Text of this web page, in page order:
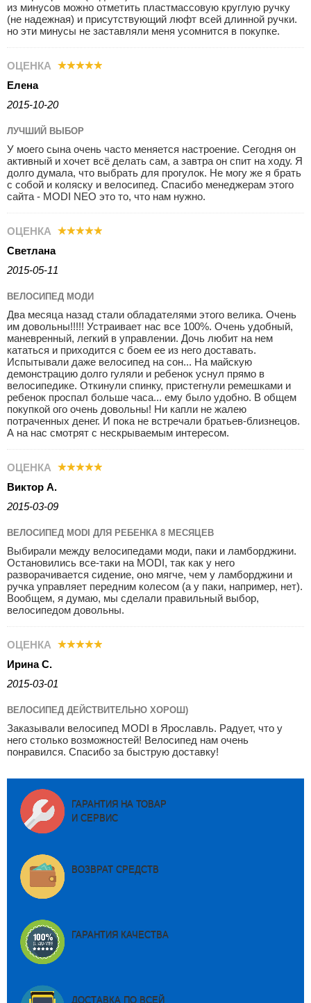
из минусов можно отметить пластмассовую круглую ручку
(не надежная) и присутствующий люфт всей длинной ручки.
но эти минусы не заставляли меня усомнится в покупке.
ОЦЕНКА
Елена
2015-10-20
ЛУЧШИЙ ВЫБОР
У моего сына очень часто меняется настроение. Сегодня он
активный и хочет всё делать сам, а завтра он спит на ходу. Я
долго думала, что выбрать для прогулок. Не могу же я брать
с собой и коляску и велосипед. Спасибо менеджерам этого
сайта - MODI NEO это то, что нам нужно.
ОЦЕНКА
Светлана
2015-05-11
ВЕЛОСИПЕД МОДИ
Два месяца назад стали обладателями этого велика. Очень
им довольны!!!!! Устраивает нас все 100%. Очень удобный,
маневренный, легкий в управлении. Дочь любит на нем
кататься и приходится с боем ее из него доставать.
Испытывали даже велосипед на сон... На майскую
демонстрацию долго гуляли и ребенок уснул прямо в
велосипедике. Откинули спинку, пристегнули ремешками и
ребенок проспал больше часа... ему было удобно. В общем
покупкой ого очень довольны! Ни капли не жалею
потраченных денег. И пока не встречали братьев-близнецов.
А на нас смотрят с нескрываемым интересом.
ОЦЕНКА
Виктор А.
2015-03-09
ВЕЛОСИПЕД MODI ДЛЯ РЕБЕНКА 8 МЕСЯЦЕВ
Выбирали между велосипедами моди, паки и ламборджини.
Остановились все-таки на MODI, так как у него
разворачивается сидение, оно мягче, чем у ламборджини и
ручка управляет передним колесом (а у паки, например, нет).
Вообщем, я думаю, мы сделали правильный выбор,
велосипедом довольны.
ОЦЕНКА
Ирина С.
2015-03-01
ВЕЛОСИПЕД ДЕЙСТВИТЕЛЬНО ХОРОШ)
Заказывали велосипед MODI в Ярославль. Радует, что у
него столько возможностей! Велосипед нам очень
понравился. Спасибо за быструю доставку!
ГАРАНТИЯ НА ТОВАР
И СЕРВИС
ВОЗВРАТ СРЕДСТВ
ГАРАНТИЯ КАЧЕСТВА
ДОСТАВКА ПО ВСЕЙ